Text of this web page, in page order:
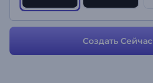
Создать Сейчас